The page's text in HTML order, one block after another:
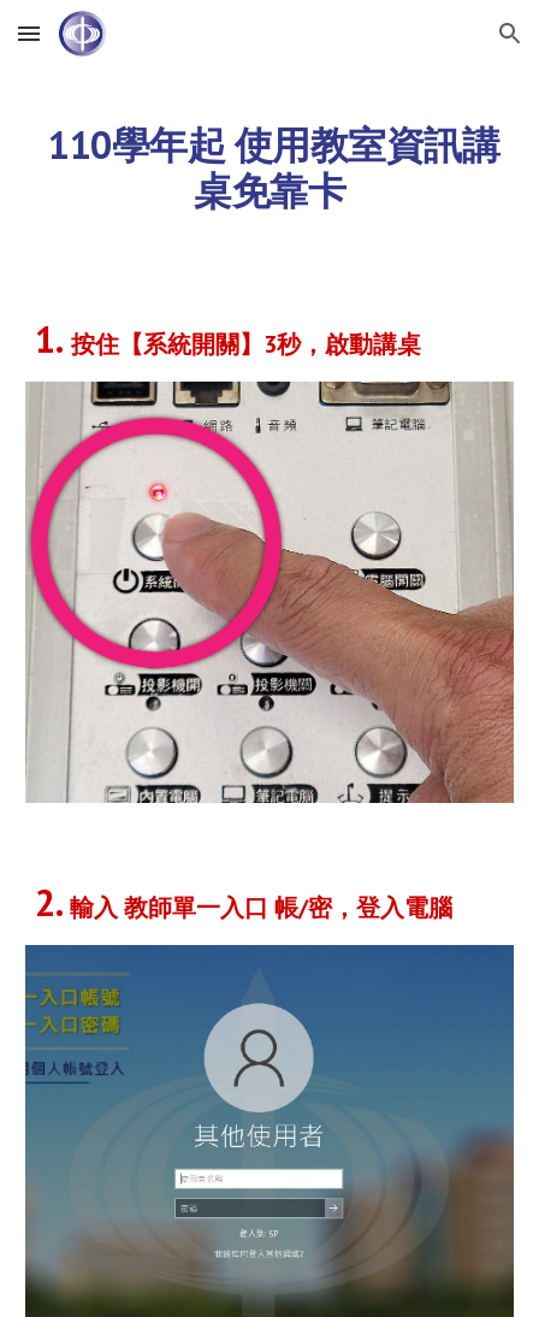
Skip to main content Skip to navigation
110學年起 使用教室資訊講
桌免靠卡
1.按住 【系統開關】 3秒，啟動講桌
2. 輸入 教師單一入口 帳/密，登入電腦